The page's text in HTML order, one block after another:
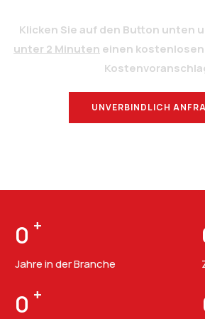
Klicken Sie auf den Button unten
unter 2 Minuten einen
UNVERBINDLICH
0 +
Jahre in der Branche
0 +